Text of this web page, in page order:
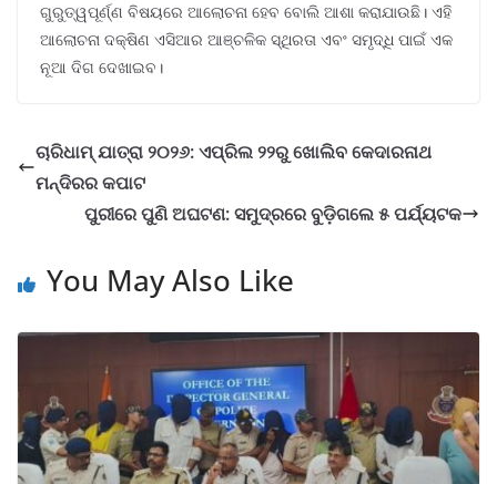
ଗୁରୁତ୍ୱପୂର୍ଣ୍ଣ ବିଷୟରେ ଆଲୋଚନା ହେବ ବୋଲି ଆଶା କରାଯାଉଛି। ଏହି
ଆଲୋଚନା ଦକ୍ଷିଣ ଏସିଆର ଆଞ୍ଚଳିକ ସ୍ଥିରତା ଏବଂ ସମୃଦ୍ଧି ପାଇଁ ଏକ
ନୂଆ ଦିଗ ଦେଖାଇବ।
ଚାରିଧାମ୍ ଯାତ୍ରା ୨୦୨୬: ଏପ୍ରିଲ ୨୨ରୁ ଖୋଲିବ କେଦାରନାଥ
ମନ୍ଦିରର କପାଟ
ପୁରୀରେ ପୁଣି ଅଘଟଣ: ସମୁଦ୍ରରେ ବୁଡ଼ିଗଲେ ୫ ପର୍ଯ୍ୟଟକ
You May Also Like